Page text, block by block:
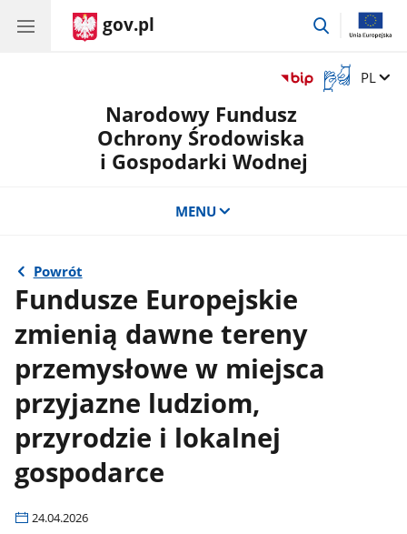
gov.pl
przejdź
Otwórz
okno
Zmień
PL
Narodowy Fundusz
Ochrony Środowiska
i Gospodarki Wodnej
MENU
Powrót
Fundusze Europejskie
zmienią dawne tereny
przemysłowe w miejsca
przyjazne ludziom,
przyrodzie i lokalnej
gospodarce
24.04.2026